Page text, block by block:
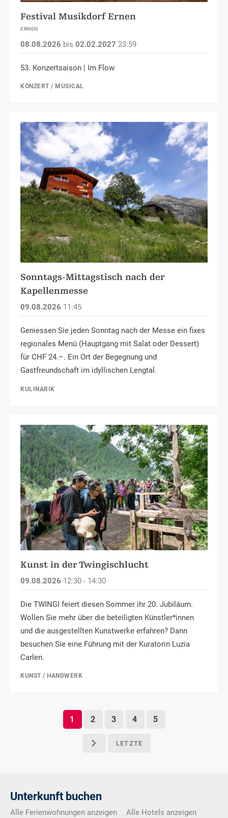
Festival Musikdorf Ernen
ERNEN
08.08.2026 bis 02.02.2027 23:59
53. Konzertsaison | Im Flow
KONZERT / MUSICAL
Sonntags-Mittagstisch nach der
Kapellenmesse
09.08.2026 11:45
Geniessen Sie jeden Sonntag nach der Messe ein fixes
regionales Menü (Hauptgang mit Salat oder Dessert)
für CHF 24.–. Ein Ort der Begegnung und
Gastfreundschaft im idyllischen Lengtal.
KULINARIK
Kunst in der Twingischlucht
09.08.2026 12:30 - 14:30
Die TWINGI feiert diesen Sommer ihr 20. Jubiläum.
Wollen Sie mehr über die beteiligten Künstler*innen
und die ausgestellten Kunstwerke erfahren? Dann
besuchen Sie eine Führung mit der Kuratorin Luzia
Carlen.
KUNST / HANDWERK
p LETZTE
1 2 3 4 5
Unterkunft buchen
Alle Ferienwohnungen anzeigen Alle Hotels anzeigen